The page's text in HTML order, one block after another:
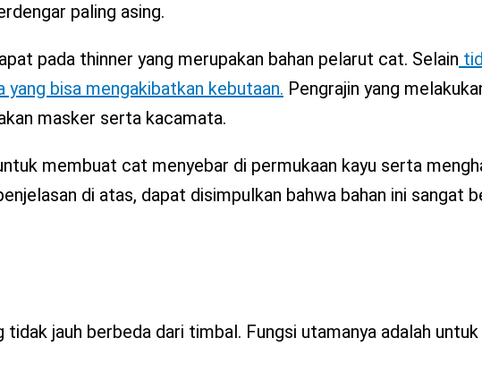
paling asing.
pada thinner yang merupakan bahan pelarut cat. Selain
bisa mengakibatkan kebutaan. Pengrajin yang
masker serta kacamata.
membuat cat menyebar di permukaan kayu serta
di atas, dapat disimpulkan bahwa bahan ini sangat
jauh berbeda dari timbal. Fungsi utamanya adalah